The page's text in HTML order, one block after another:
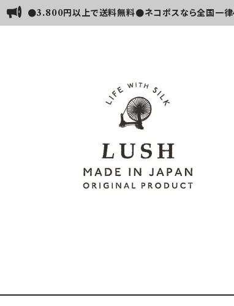
●3.800円以上で送料無料●ネコポスなら全国一